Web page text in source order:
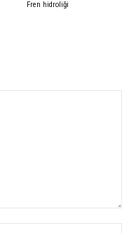
Fren hidroliği